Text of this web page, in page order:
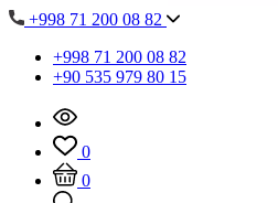
+998 71 200 08 82
+998 71 200 08 82
+90 535 979 80 15
0
0